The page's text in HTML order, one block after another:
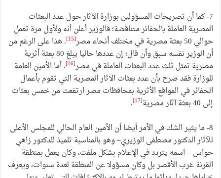
7- كما أن تصريحات المسؤولين بوزارة الآثار حول عدد البعثات
المصرية العاملة بالحفائر متناقضة؛ فالوزير أعلن أنه ولأول مرة تعمل
حوالي 50 بعثة مصرية في مختلف أنحاء مصر
[15]
. هذا على الرغم من
أن الوزير نفسه سبق وأن قال؛ إن عددها حاليا يبلغ 80 بعثة أثرية
مصرية تمثل ثلث عدد البعثات العاملة في مصر[16]
. أما الأمين العامة
للوزارة فقد صرح بأن عدد بعثات الآثار المصرية التي تقوم بأعمال
الحفائر في المواقع الأثرية بمحافظات مصر ارتفعت من خمس بعثات
إلى 40 بعثة آثار مصرية
[17]
.
8- ما يثير الشك في الأمر أيضا أن الأمين العام الحالي للمجلس الأعلى
للآثار الدكتور مصطفى الوزيري– وهو بالمناسبة تلميذ للدكتور زاهي
حواس – اسمه يتردد في الإعلام بشكل ملفت، وكان يعمل بمنطقة
القرنة غرب الأقصر بل وكان مسؤولا عن المنطقة لعدة سنوات، ويعرف